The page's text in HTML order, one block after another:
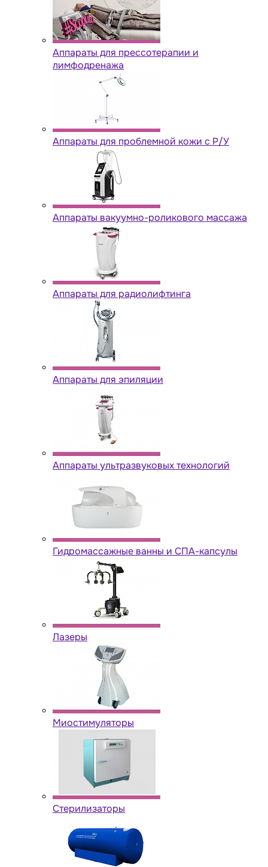
Аппараты для прессотерапии и
лимфодренажа
Аппараты для проблемной кожи с Р/У
Аппараты вакуумно-роликового массажа
Аппараты для радиолифтинга
Аппараты для эпиляции
Аппараты ультразвуковых технологий
Гидромассажные ванны и СПА-капсулы
Лазеры
Миостимуляторы
Стерилизаторы